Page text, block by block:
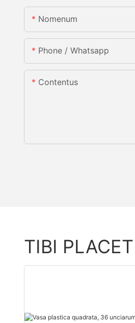
Nomenum
Phone / Whatsapp
Contentus
TIBI PLACET